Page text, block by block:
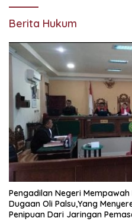
Berita Hukum
Pengadilan Negeri
Dugaan Oli Palsu,Yang
Penipuan Dari Jaringan